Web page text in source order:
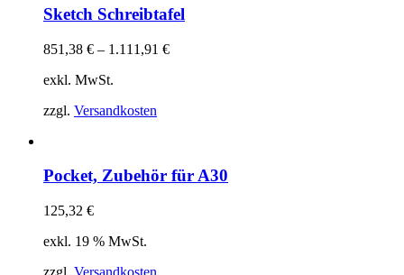
Sketch Schreibtafel
851,38 € – 1.111,91 €
exkl. MwSt.
zzgl. Versandkosten
Pocket, Zubehör für A30
125,32 €
exkl. 19 % MwSt.
zzgl. Versandkosten